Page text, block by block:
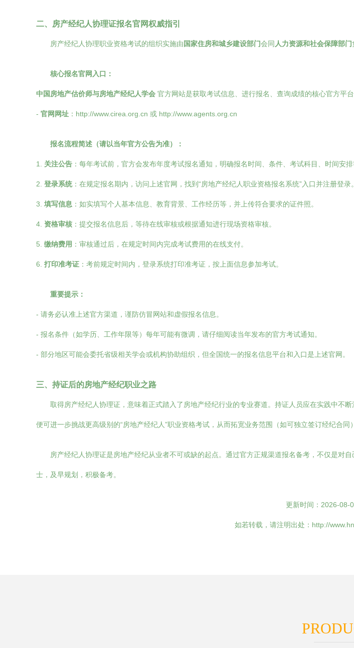
二、房产经纪人协理证报名官网权威指引
房产经纪人协理职业资格考试的组织实施由国家住房和城乡建设部门会同 人力资源和社会保障部门
核心报名官网入口：
中国房地产估价师与房地产经纪人学会 官方网站是获取考试信息、进行报名、查询成绩的核心官方平台
- 官网网址 ：http://www.cirea.org.cn 或 http://www.agents.org.cn
报名流程简述（请以当年官方公告为准）：
1. 关注公告 ：每年考试前，官方会发布年度考试报名通知，明确报名时间、条件、考试科目、时间安排
2. 登录系统：在规定报名期内，访问上述官网，找到“房地产经纪人职业资格报名系统”入口并注册登录。
3. 填写信息 ：如实填写个人基本信息、教育背景、工作经历等，并上传符合要求的证件照。
4. 资格审核 ：提交报名信息后，等待在线审核或根据通知进行现场资格审核。
5. 缴纳费用 ：审核通过后，在规定时间内完成考试费用的在线支付。
6. 打印准考证 ：考前规定时间内，登录系统打印准考证，按上面信息参加考试。
重要提示：
- 请务必认准上述官方渠道，谨防仿冒网站和虚假报名信息。
- 报名条件（如学历、工作年限等）每年可能有微调，请仔细阅读当年发布的官方考试通知。
- 部分地区可能会委托省级相关学会或机构协助组织，但全国统一的报名信息平台和入口是上述官网。
三、持证后的房地产经纪职业之路
取得房产经纪人协理证，意味着正式踏入了房地产经纪行业的专业赛道。持证人员应在实践中不
便可进一步挑战更高级别的“房地产经纪人”职业资格考试，从而拓宽业务范围（如可独立签订经纪合同
房产经纪人协理证是房地产经纪从业者不可或缺的起点。通过官方正规渠道报名备考，不仅是对
士，及早规划，积极备考。
更新时间：2026-08-
如若转载，请注明出处：http://